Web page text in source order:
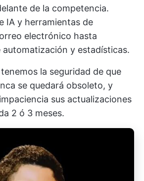
de la competencia.
IA y herramientas de
electrónico hasta
automatización y estadísticas.
la seguridad de que
se quedará obsoleto, y
sus actualizaciones
2 ó 3 meses.